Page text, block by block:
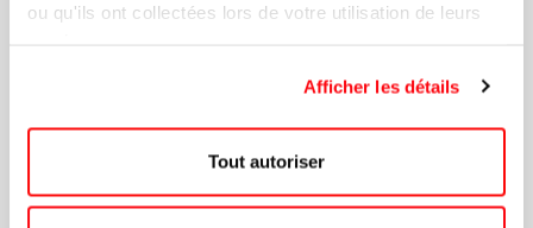
ou qu'ils ont collectées lors de votre utilisation de leurs
Afficher les détails
Tout autoriser